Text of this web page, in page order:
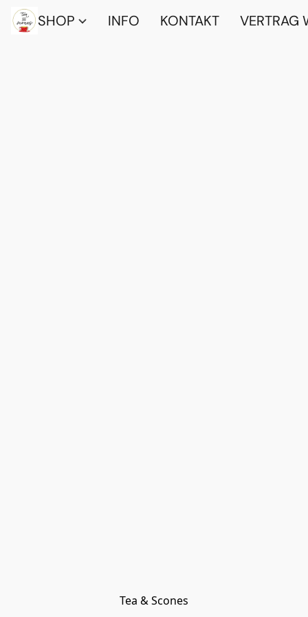
SHOP INFO KONTAKT VERTRAG
Tea & Scones